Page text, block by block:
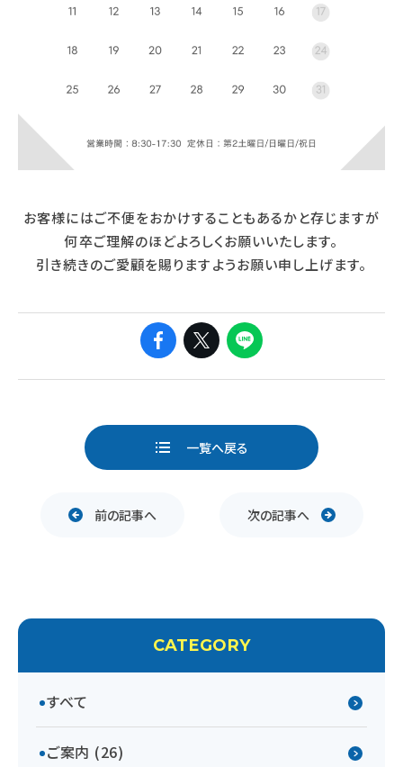
お客様にはご不便をおかけすることもあるかと存じますが
何卒ご理解のほどよろしくお願いいたします。
引き続きのご愛顧を賜りますようお願い申し上げます。
ページ送り 一覧へ戻る
前の記事へ 次の記事へ
CATEGORY
すべて
ご案内 (26)